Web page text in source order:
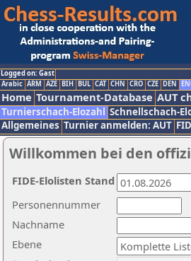
Logged on: Gast
Arabic ARM AZE BIH BUL CAT CHN CRO CZE DEN
Home Tournament-Database AUT
Turnierschach-Elozahl Schnellschach-
Allgemeines Turnier anmelden: AUT
Willkommen bei den
Nachname
Ebene
Personennummer
FIDE-Elolisten Stand